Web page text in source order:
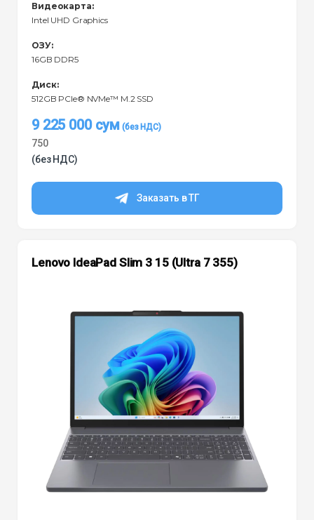
Видеокарта:
Intel UHD Graphics
ОЗУ:
16GB DDR5
Диск:
512GB PCIe® NVMe™ M.2 SSD
9 225 000 сум
750
(без НДС)
Заказать в ТГ
Lenovo IdeaPad Slim 3 15 (Ultra 7 355)